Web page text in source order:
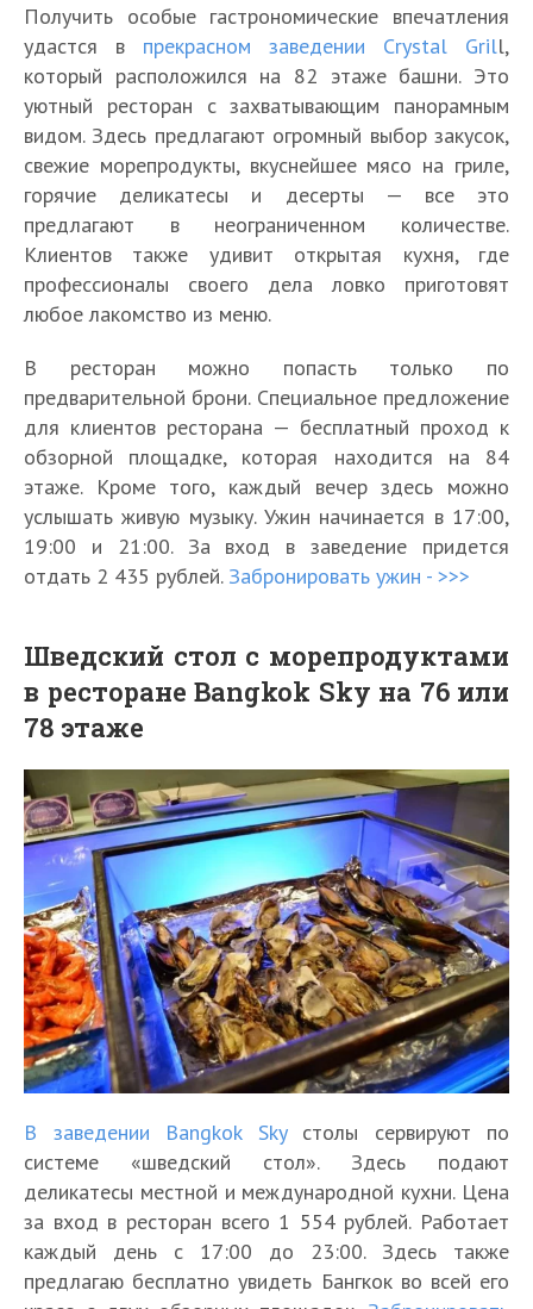
Получить особые гастрономические впечатления
удастся в прекрасном заведении Crystal Grill,
который расположился на 82 этаже башни. Это
уютный ресторан с захватывающим панорамным
видом. Здесь предлагают огромный выбор закусок,
свежие морепродукты, вкуснейшее мясо на гриле,
горячие деликатесы и десерты — все это
предлагают в неограниченном количестве.
Клиентов также удивит открытая кухня, где
профессионалы своего дела ловко приготовят
любое лакомство из меню.
В ресторан можно попасть только по
предварительной брони. Специальное предложение
для клиентов ресторана — бесплатный проход к
обзорной площадке, которая находится на 84
этаже. Кроме того, каждый вечер здесь можно
услышать живую музыку. Ужин начинается в 17:00,
19:00 и 21:00. За вход в заведение придется
отдать 2 435 рублей. Забронировать ужин - >>>
Шведский стол с морепродуктами
в ресторане Bangkok Sky на 76 или
78 этаже
В заведении Bangkok Skyстолы сервируют по
системе «шведский стол». Здесь подают
деликатесы местной и международной кухни. Цена
за вход в ресторан всего 1 554 рублей. Работает
каждый день с 17:00 до 23:00. Здесь также
предлагаю бесплатно увидеть Бангкок во всей его